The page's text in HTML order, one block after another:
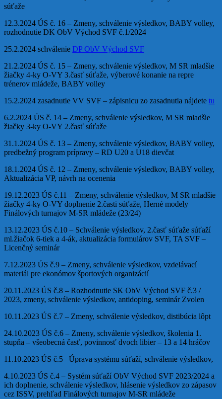
súťaže
12.3.2024 ÚS č. 16 – Zmeny, schválenie výsledkov, BABY volley,
rozhodnutie DK ObV Východ SVF č.1/2024
25.2.2024 schválenie DP ObV Východ SVF
21.2.2024 ÚS č. 15 – Zmeny, schválenie výsledkov, M SR mladšie
žiačky 4-ky O-VY 3.časť súťaže, výberové konanie na repre
trénerov mládeže, BABY volley
15.2.2024 zasadnutie VV SVF – zápisnicu zo zasadnutia nájdete tu
6.2.2024 ÚS č. 14 – Zmeny, schválenie výsledkov, M SR mladšie
žiačky 3-ky O-VY 2.časť súťaže
31.1.2024 ÚS č. 13 – Zmeny, schválenie výsledkov, BABY volley,
predbežný program prípravy – RD U20 a U18 dievčat
18.1.2024 ÚS č. 12 – Zmeny, schválenie výsledkov, BABY volley,
Aktualizácia VP, návrh na ocenenia
19.12.2023 ÚS č.11 – Zmeny, schválenie výsledkov, M SR mladšie
žiačky 4-ky O-VY doplnenie 2.časti súťaže, Herné modely
Finálových turnajov M-SR mládeže (23/24)
13.12.2023 ÚS č.10 – Schválenie výsledkov, 2.časť súťaže súťaží
ml.žiačok 6-tiek a 4-ák, aktualizácia formulárov SVF, TA SVF –
Licenčný seminár
7.12.2023 ÚS č.9 – Zmeny, schválenie výsledkov, vzdelávací
materiál pre ekonómov športových organizácií
20.11.2023 ÚS č.8 – Rozhodnutie SK ObV Východ SVF č.3 /
2023, zmeny, schválenie výsledkov, antidoping, seminár Zvolen
10.11.2023 ÚS č.7 – Zmeny, schválenie výsledkov, distibúcia lôpt
24.10.2023 ÚS č.6 – Zmeny, schválenie výsledkov, školenia 1.
stupňa – všeobecná časť, povinnosť dvoch libier – 13 a 14 hráčov
11.10.2023 ÚS č.5 –Úprava systému súťaží, schválenie výsledkov,
4.10.2023 ÚS č.4 – Systém súťaží ObV Východ SVF 2023/2024 a
ich doplnenie, schválenie výsledkov, hlásenie výsledkov zo zápasov
cez ISSV, prehľad Finálových turnajov M-SR mládeže